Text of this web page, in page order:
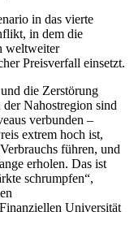
in das vierte
in dem die
weltweiter
Preisverfall einsetzt.
die Zerstörung
Nahostregion sind
verbunden –
extrem hoch ist,
führen, und
erholen. Das ist
schrumpfen“,
Universität